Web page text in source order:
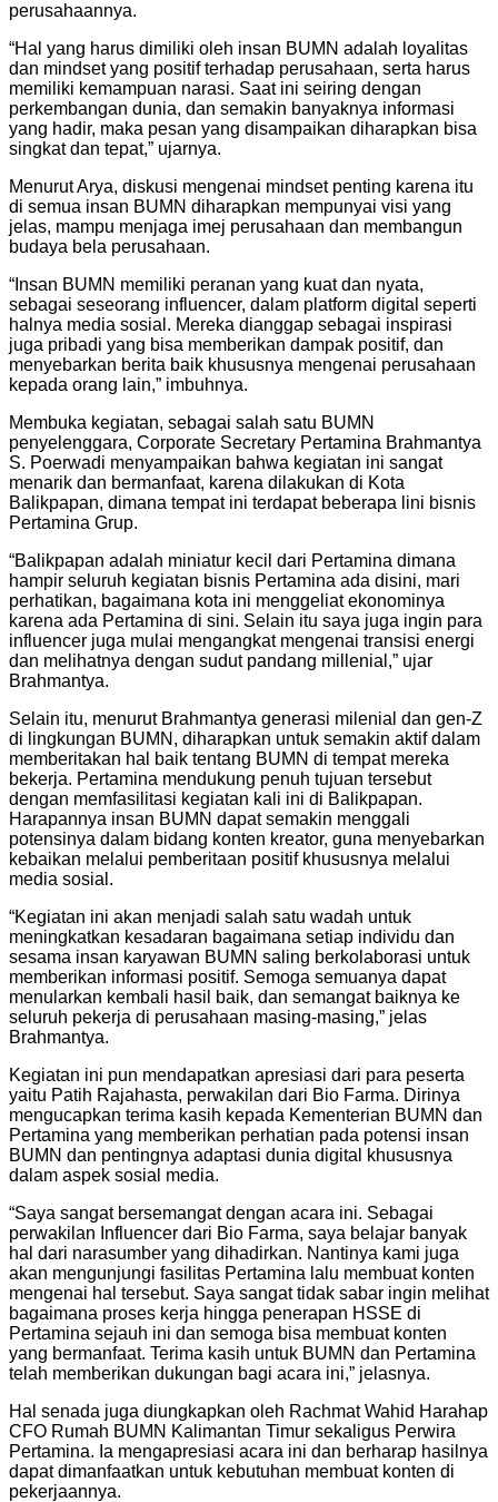
perusahaannya.
“Hal yang harus dimiliki oleh insan BUMN adalah loyalitas
dan mindset yang positif terhadap perusahaan, serta harus
memiliki kemampuan narasi. Saat ini seiring dengan
perkembangan dunia, dan semakin banyaknya informasi
yang hadir, maka pesan yang disampaikan diharapkan bisa
singkat dan tepat,” ujarnya.
Menurut Arya, diskusi mengenai mindset penting karena itu
di semua insan BUMN diharapkan mempunyai visi yang
jelas, mampu menjaga imej perusahaan dan membangun
budaya bela perusahaan.
“Insan BUMN memiliki peranan yang kuat dan nyata,
sebagai seseorang influencer, dalam platform digital seperti
halnya media sosial. Mereka dianggap sebagai inspirasi
juga pribadi yang bisa memberikan dampak positif, dan
menyebarkan berita baik khususnya mengenai perusahaan
kepada orang lain,” imbuhnya.
Membuka kegiatan, sebagai salah satu BUMN
penyelenggara, Corporate Secretary Pertamina Brahmantya
S. Poerwadi menyampaikan bahwa kegiatan ini sangat
menarik dan bermanfaat, karena dilakukan di Kota
Balikpapan, dimana tempat ini terdapat beberapa lini bisnis
Pertamina Grup.
“Balikpapan adalah miniatur kecil dari Pertamina dimana
hampir seluruh kegiatan bisnis Pertamina ada disini, mari
perhatikan, bagaimana kota ini menggeliat ekonominya
karena ada Pertamina di sini. Selain itu saya juga ingin para
influencer juga mulai mengangkat mengenai transisi energi
dan melihatnya dengan sudut pandang millenial,” ujar
Brahmantya.
Selain itu, menurut Brahmantya generasi milenial dan gen-Z
di lingkungan BUMN, diharapkan untuk semakin aktif dalam
memberitakan hal baik tentang BUMN di tempat mereka
bekerja. Pertamina mendukung penuh tujuan tersebut
dengan memfasilitasi kegiatan kali ini di Balikpapan.
Harapannya insan BUMN dapat semakin menggali
potensinya dalam bidang konten kreator, guna menyebarkan
kebaikan melalui pemberitaan positif khususnya melalui
media sosial.
“Kegiatan ini akan menjadi salah satu wadah untuk
meningkatkan kesadaran bagaimana setiap individu dan
sesama insan karyawan BUMN saling berkolaborasi untuk
memberikan informasi positif. Semoga semuanya dapat
menularkan kembali hasil baik, dan semangat baiknya ke
seluruh pekerja di perusahaan masing-masing,” jelas
Brahmantya.
Kegiatan ini pun mendapatkan apresiasi dari para peserta
yaitu Patih Rajahasta, perwakilan dari Bio Farma. Dirinya
mengucapkan terima kasih kepada Kementerian BUMN dan
Pertamina yang memberikan perhatian pada potensi insan
BUMN dan pentingnya adaptasi dunia digital khususnya
dalam aspek sosial media.
“Saya sangat bersemangat dengan acara ini. Sebagai
perwakilan Influencer dari Bio Farma, saya belajar banyak
hal dari narasumber yang dihadirkan. Nantinya kami juga
akan mengunjungi fasilitas Pertamina lalu membuat konten
mengenai hal tersebut. Saya sangat tidak sabar ingin melihat
bagaimana proses kerja hingga penerapan HSSE di
Pertamina sejauh ini dan semoga bisa membuat konten
yang bermanfaat. Terima kasih untuk BUMN dan Pertamina
telah memberikan dukungan bagi acara ini,” jelasnya.
Hal senada juga diungkapkan oleh Rachmat Wahid Harahap
CFO Rumah BUMN Kalimantan Timur sekaligus Perwira
Pertamina. Ia mengapresiasi acara ini dan berharap hasilnya
dapat dimanfaatkan untuk kebutuhan membuat konten di
pekerjaannya.